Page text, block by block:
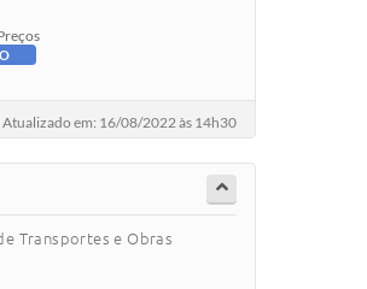
Atualizado em: 16/08/2022 às 14h30
Transportes e Obras